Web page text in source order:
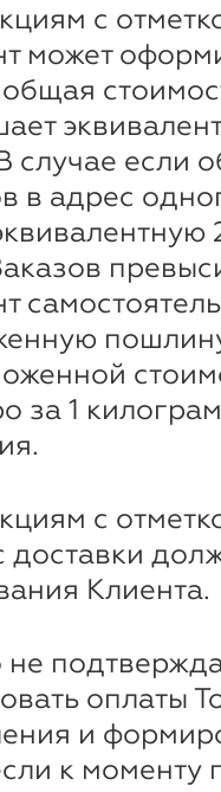
с
может
случае если
в адрес
за 1
с
доставки
Клиента.
оплаты
и
к моменту